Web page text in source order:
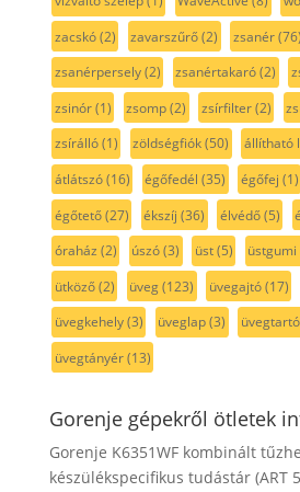
zacskó(2) zavarszűrő(2) zsanér(76)
zsanérpersely(2) zsanértakaró(2)
zsinór(1) zsomp(2) zsírfilter(2)
zsírálló(1) zöldségfiók(50) állítható
átlátszó(16) égőfedél (35) égőfej (1)
égőtető(27) ékszíj (36) élvédő(5)
óraház (2) úszó(3) üst(5) üstgumi
ütköző(2) üveg(123) üvegajtó(17)
üvegkehely(3) üveglap(3) üvegtartó
üvegtányér(13)
Gorenje gépekről ötletek
Gorenje K6351WF kombinált
készülékspecifikus tudástár (ART